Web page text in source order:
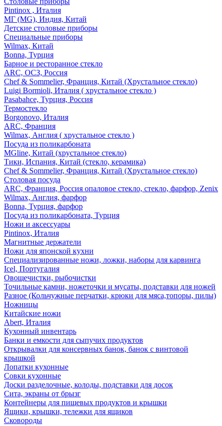
Pintinox , Италия
МГ (MG), Индия, Китай
Детские столовые приборы
Специальные приборы
Wilmax, Китай
Bonna, Турция
Барное и ресторанное стекло
ARC, ОСЗ, Россия
Chef & Sommelier, Франция, Китай (Хрустальное стекло)
Luigi Bormioli, Италия ( хрустальное стекло )
Pasabahce, Турция, Россия
Термостекло
Borgonovo, Италия
ARC, Франция
Wilmax, Англия ( хрустальное стекло )
Посуда из поликарбоната
MGline, Китай (хрустальное стекло)
Тики, Испания, Китай (стекло, керамика)
Chef & Sommelier, Франция, Китай (Хрустальное стекло)
Столовая посуда
ARC, Франция, Россия опаловое стекло, стекло, фарфор, Zenix
Wilmax, Англия, фарфор
Bonna, Турция, фарфор
Посуда из поликарбоната, Турция
Ножи и аксессуары
Pintinox, Италия
Магнитные держатели
Ножи для японской кухни
Специализированные ножи, ложки, наборы для карвинга
Icel, Португалия
Овощечистки, рыбочистки
Точильные камни, ножеточки и мусаты, подставки для ножей
Разное (Кольчужные перчатки, крюки для мяса,топоры, пилы)
Ножницы
Китайские ножи
Abert, Италия
Кухонный инвентарь
Банки и емкости для сыпучих продуктов
Открывалки для консервных банок, банок с винтовой
крышкой
Лопатки кухонные
Совки кухонные
Доски разделочные, колоды, подставки для досок
Сита, экраны от брызг
Контейнеры для пищевых продуктов и крышки
Ящики, крышки, тележки для ящиков
Сковороды